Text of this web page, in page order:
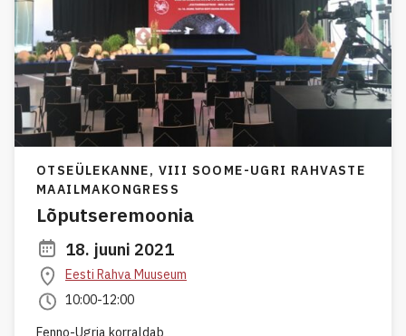
OTSEÜLEKANNE, VIII SOOME-UGRI RAHVASTE
MAAILMAKONGRESS
Lõputseremoonia
18. juuni 2021
Eesti Rahva Muuseum
10:00-12:00
Fenno-Ugria korraldab